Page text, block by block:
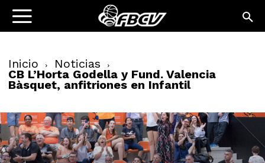
Inicio Noticias
CB L’Horta Godella y Fund. Valencia
Bàsquet, anfitriones en Infantil